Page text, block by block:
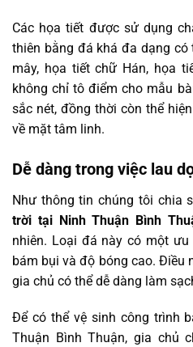
Các họa tiết được sử dụng
thiên bằng đá khá đa dạng
mây, họa tiết chữ Hán, họa
không chỉ tô điểm cho mẫu
sắc nét, đồng thời còn thể
về mặt tâm linh.
Dễ dàng trong việc lau
Như thông tin chúng tôi chia
trời tại Ninh Thuận Bình
nhiên. Loại đá này có một
bám bụi và độ bóng cao. Điều
gia chủ có thể dễ dàng làm
Để có thể vệ sinh công trình
Thuận Bình Thuận, gia chủ